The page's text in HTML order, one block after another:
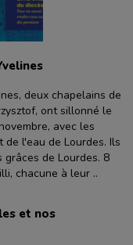
deux chapelains de
ont sillonné le
avec les
l'eau de Lourdes. Ils
grâces de Lourdes. 8
chacune à leur ..
et nos